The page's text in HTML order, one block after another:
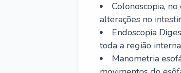
Colonoscopia,
alterações no
Endoscopia
toda a região
Manometria